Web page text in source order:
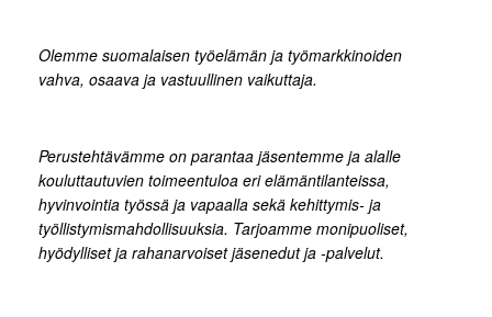
Olemme suomalaisen työelämän ja työmarkkinoiden
vahva, osaava ja vastuullinen vaikuttaja.
Perustehtävämme on parantaa jäsentemme ja alalle
kouluttautuvien toimeentuloa eri elämäntilanteissa,
hyvinvointia työssä ja vapaalla sekä kehittymis- ja
työllistymismahdollisuuksia. Tarjoamme monipuoliset,
hyödylliset ja rahanarvoiset jäsenedut ja -palvelut.